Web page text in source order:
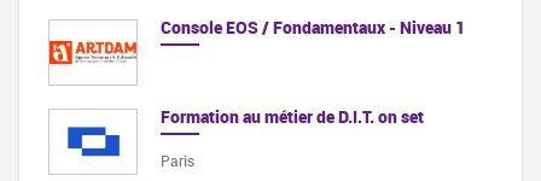
Console EOS / Fondamentaux - Niveau 1
Formation au métier de D.I.T. on set
Paris